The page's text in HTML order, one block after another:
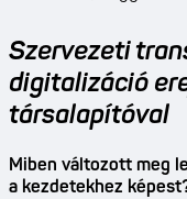
Szervezeti
digitalizáció
társalapítóval
Miben változott meg
a kezdetekhez